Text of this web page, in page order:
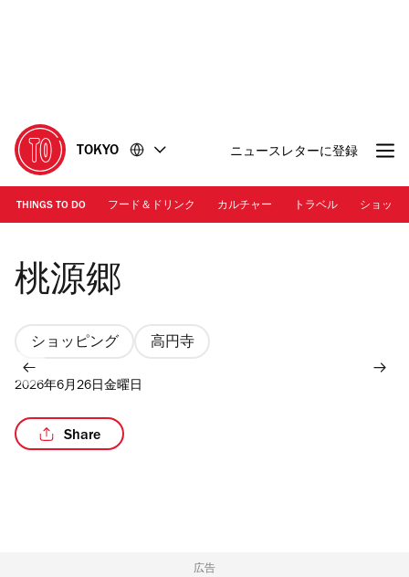
に
移
動
移
動
TOKYO ニュースレターに登録
THINGS TO DO フード＆ドリンク カルチャー トラベル ショッピ
Photo: Keisuke Tanigawa | 店内
桃源郷
ショッピング 高円寺
2026年6月26日金曜日
Share
広告